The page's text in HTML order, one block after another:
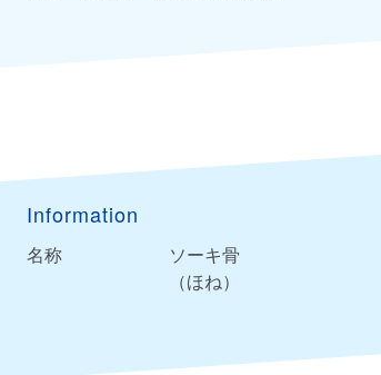
Information
名称
ソーキ骨
（ほね）